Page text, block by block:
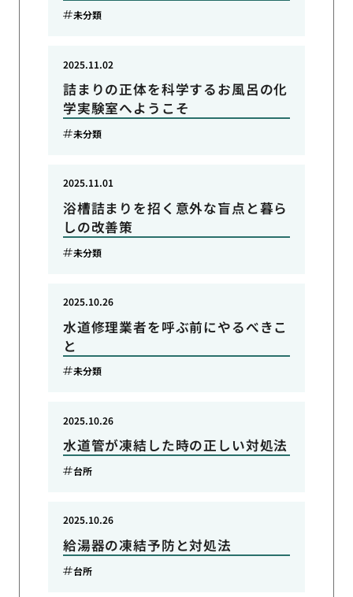
未分類
詰まりの正体を科学するお風呂の化
学実験室へようこそ
2025.11.02
未分類
浴槽詰まりを招く意外な盲点と暮ら
しの改善策
2025.11.01
未分類
水道修理業者を呼ぶ前にやるべきこ
と
2025.10.26
未分類
水道管が凍結した時の正しい対処法
2025.10.26
台所
給湯器の凍結予防と対処法
2025.10.26
台所